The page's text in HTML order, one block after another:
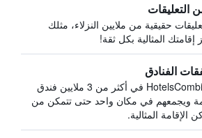
التعليقات
حقيقية من ملايين النزلاء، مثلك
إقامتك المثالية بكل ثقة!
الفنادق
يبحث HotelsCombined في أكثر من 3 ملايين فندق
ويجمعهم في مكان واحد حتى تتمكن من
الإقامة المثالية.